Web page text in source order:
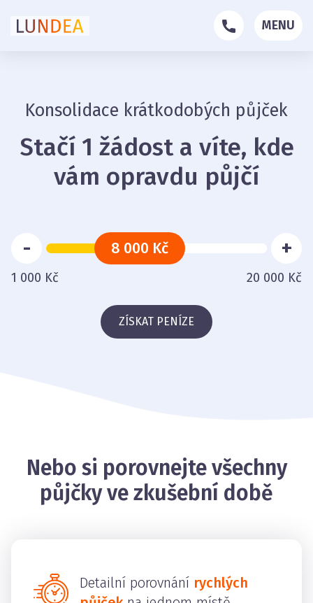
MENU
Konsolidace krátkodobých půjček
Stačí 1 žádost a víte, kde
vám opravdu půjčí
8 000 Kč
- +
1 000 Kč 20 000 Kč
ZÍSKAT PENÍZE
Nebo si porovnejte všechny
půjčky ve zkušební době
Detailní porovnání rychlých